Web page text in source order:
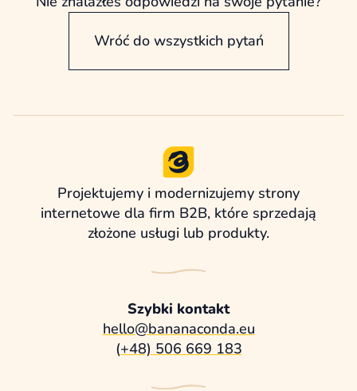
komponentów.
Wróć do wszystkich pytań
Projektujemy i modernizujemy strony
internetowe dla firm B2B, które sprzedają
złożone usługi lub produkty.
Szybki kontakt
hello@bananaconda.eu
(+48) 506 669 183